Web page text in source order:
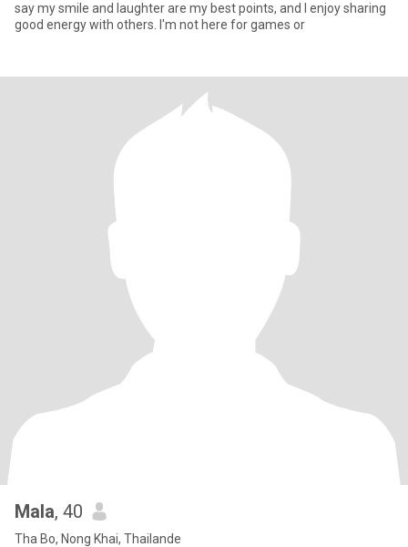
say my smile and laughter are my best points, and I enjoy sharing
good energy with others. I'm not here for games or
Mala, 40
Tha Bo, Nong Khai, Thailande